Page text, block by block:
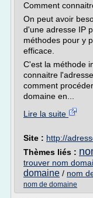
Comment
On peut avoir
d'une adresse IP
méthodes pour y
efficace.
C'est la méthode
connaitre
comment
domaine en...
Lire la suite
Site : http://
Thèmes liés :
trouver nom
domaine / nom
nom de domaine